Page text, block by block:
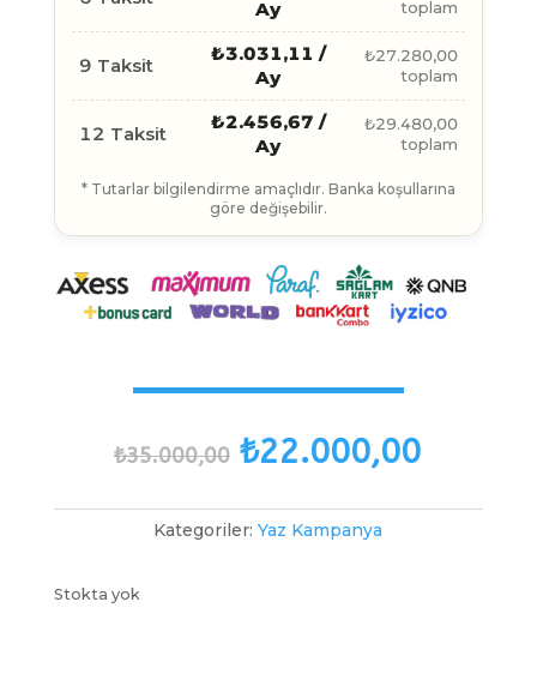
Ay
toplam
9 Taksit
₺3.031,11 /
Ay
₺27.280,00
toplam
12 Taksit
₺2.456,67 /
Ay
₺29.480,00
toplam
* Tutarlar bilgilendirme amaçlıdır. Banka koşullarına
göre değişebilir.
₺35.000,00 Orijinal
fiyat:
₺35.000,00.
₺22.000,00Şu
fiyat:
Kategoriler:Yaz Kampanya
Stokta yok